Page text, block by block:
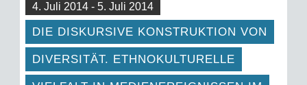
4. Juli 2014 - 5. Juli 2014
DIE DISKURSIVE KONSTRUKTION VON
DIVERSITÄT. ETHNOKULTURELLE